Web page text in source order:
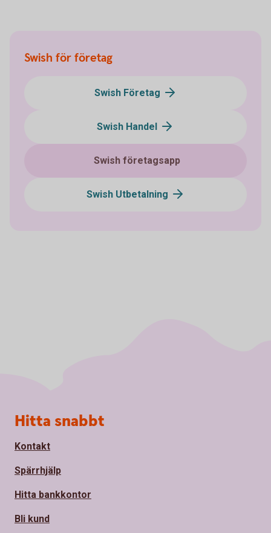
Swish för företag
Swish Företag
Swish Handel
Swish företagsapp
Swish Utbetalning
Sidfot
Hitta snabbt
Kontakt
Spärrhjälp
Hitta bankkontor
Bli kund